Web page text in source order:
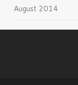
August 2014